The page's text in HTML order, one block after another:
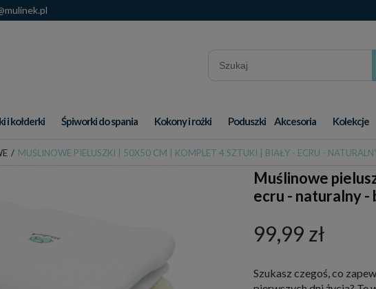
i kołderki Śpiworki do spania Kokony i rożki Poduszki Akcesoria Kolekcje
/ MUŚLINOWE PIELUSZKI | 50X50 CM | KOMPLET 4 SZTUKI | BIAŁY - ECRU -
Muślinowe
ecru - naturalny -
99,99 zł
Szukasz czegoś, co